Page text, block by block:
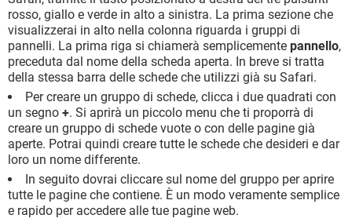
rosso, giallo e verde in alto a sinistra. La prima sezione che
visualizzerai in alto nella colonna riguarda i gruppi di
pannelli. La prima riga si chiamerà semplicemente pannello,
preceduta dal nome della scheda aperta. In breve si tratta
della stessa barra delle schede che utilizzi già su Safari.
Per creare un gruppo di schede, clicca i due quadrati con
un segno +. Si aprirà un piccolo menu che ti proporrà di
creare un gruppo di schede vuote o con delle pagine già
aperte. Potrai quindi creare tutte le schede che desideri e dar
loro un nome differente.
In seguito dovrai cliccare sul nome del gruppo per aprire
tutte le pagine che contiene. È un modo veramente semplice
e rapido per accedere alle tue pagine web.